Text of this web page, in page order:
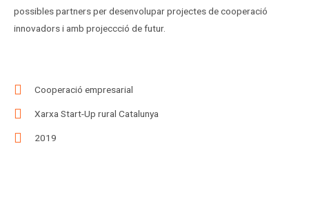
possibles partners per desenvolupar projectes de cooperació
innovadors i amb projeccció de futur.
Cooperació empresarial
Xarxa Start-Up rural Catalunya
2019